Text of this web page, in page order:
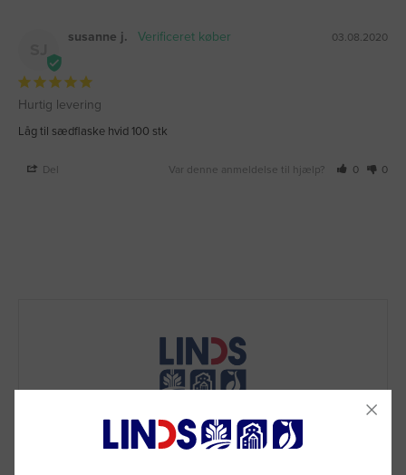
03.08.2020
susanne j.
Hurtig levering
Låg til sædflaske hvid 100 stk
Del Var denne anmeldelse til hjælp? 0 0